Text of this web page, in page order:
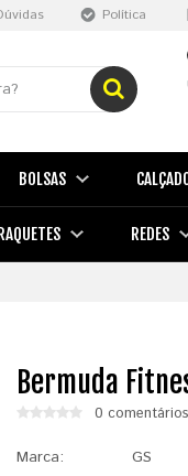
Política
BOLSAS
REDES
Bermuda
0 comentários
Marca:
GS